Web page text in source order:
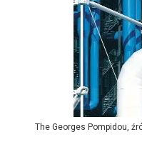
The Georges Pompidou,